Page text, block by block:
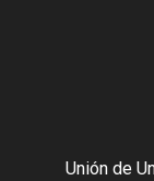
Unión de